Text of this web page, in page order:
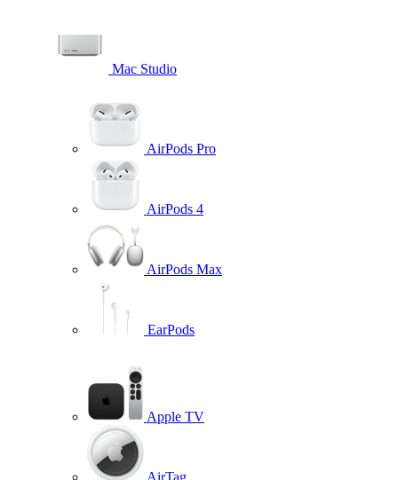
Mac Studio
AirPods Pro
AirPods 4
AirPods Max
EarPods
Apple TV